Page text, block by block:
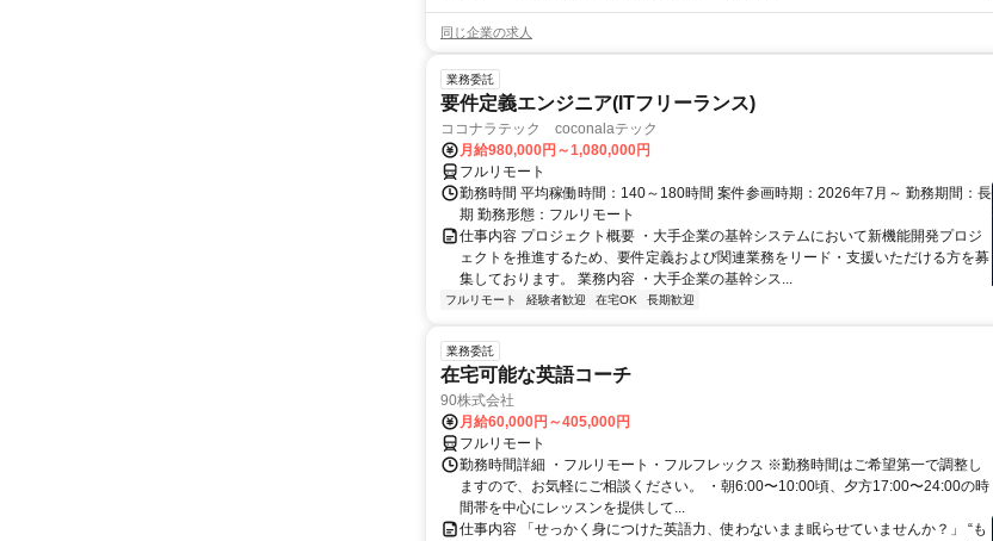
同じ企業の求人
業務委託
要件定義エンジニア(ITフリーランス)
ココナラテック coconalaテック
月給980,000円～1,080,000円
フルリモート
勤務時間 平均稼働時間：140～180時間 案件参画時期：2026年7月～ 勤務期間：長
期 勤務形態：フルリモート
仕事内容 プロジェクト概要 ・大手企業の基幹システムにおいて新機能開発プロジ
ェクトを推進するため、要件定義および関連業務をリード・支援いただける方を募
集しております。 業務内容 ・大手企業の基幹シス...
フルリモート 経験者歓迎 在宅OK 長期歓迎
業務委託
在宅可能な英語コーチ
90株式会社
月給60,000円～405,000円
フルリモート
勤務時間詳細 ・フルリモート・フルフレックス ※勤務時間はご希望第一で調整し
ますので、お気軽にご相談ください。 ・朝6:00〜10:00頃、夕方17:00〜24:00の時
間帯を中心にレッスンを提供して...
仕事内容 「せっかく身につけた英語力、使わないまま眠らせていませんか？」 “も